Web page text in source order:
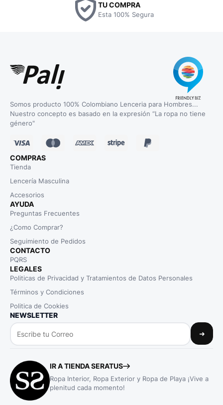
TU COMPRA
Esta 100% Segura
Somos producto 100% Colombiano Lenceria para Hombres...
Nuestro concepto es basado en la expresión “La ropa no tiene
género"
COMPRAS
Tienda
Lencería Masculina
Accesorios
AYUDA
Preguntas Frecuentes
¿Como Comprar?
Seguimiento de Pedidos
CONTACTO
PQRS
LEGALES
Politicas de Privacidad y Tratamientos de Datos Personales
Términos y Condiciones
Politica de Cookies
NEWSLETTER
➜
IR A TIENDA SERATUS
Ropa Interior, Ropa Exterior y Ropa de Playa ¡Vive a
plenitud cada momento!